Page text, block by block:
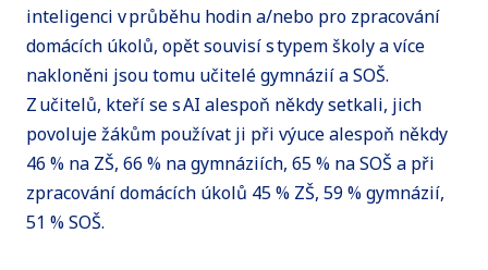
inteligenci v průběhu hodin a/nebo pro zpracování
domácích úkolů, opět souvisí s typem školy a více
nakloněni jsou tomu učitelé gymnázií a SOŠ.
Z učitelů, kteří se s AI alespoň někdy setkali, jich
povoluje žákům používat ji při výuce alespoň někdy
46 % na ZŠ, 66 % na gymnáziích, 65 % na SOŠ a při
zpracování domácích úkolů 45 % ZŠ, 59 % gymnázií,
51 % SOŠ.